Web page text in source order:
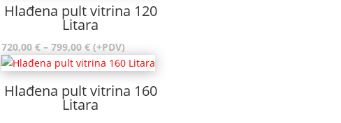
Hlađena pult vitrina 120
Litara
720,00 € – 799,00 €Raspon
cijena:
od
720,00 €
do
(+PDV)
Hlađena pult vitrina 160
Litara